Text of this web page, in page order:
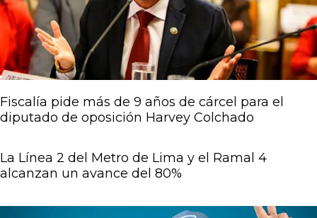
Fiscalía pide más de 9 años de cárcel para el
diputado de oposición Harvey Colchado
La Línea 2 del Metro de Lima y el Ramal 4
alcanzan un avance del 80%